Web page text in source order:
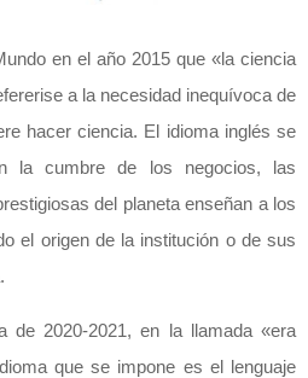
en el año 2015 que «la ciencia
a la necesidad inequívoca de
hacer ciencia. El idioma inglés se
la cumbre de los negocios, las
del planeta enseñan a los
el origen de la institución o de sus
de 2020-2021, en la llamada «era
que se impone es el lenguaje